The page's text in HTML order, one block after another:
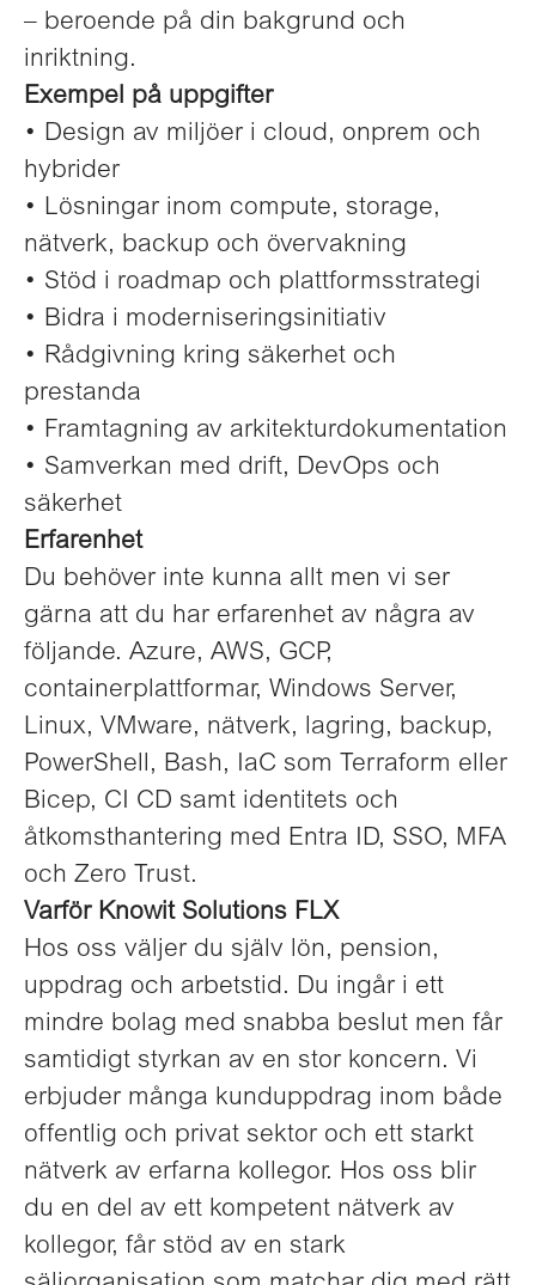
– beroende på din bakgrund och
inriktning.
Exempel på uppgifter
• Design av miljöer i cloud, onprem och
hybrider
• Lösningar inom compute, storage,
nätverk, backup och övervakning
• Stöd i roadmap och plattformsstrategi
• Bidra i moderniseringsinitiativ
• Rådgivning kring säkerhet och
prestanda
• Framtagning av arkitekturdokumentation
• Samverkan med drift, DevOps och
säkerhet
Erfarenhet
Du behöver inte kunna allt men vi ser
gärna att du har erfarenhet av några av
följande. Azure, AWS, GCP,
containerplattformar, Windows Server,
Linux, VMware, nätverk, lagring, backup,
PowerShell, Bash, IaC som Terraform eller
Bicep, CI CD samt identitets och
åtkomsthantering med Entra ID, SSO, MFA
och Zero Trust.
Varför Knowit Solutions FLX
Hos oss väljer du själv lön, pension,
uppdrag och arbetstid. Du ingår i ett
mindre bolag med snabba beslut men får
samtidigt styrkan av en stor koncern. Vi
erbjuder många kunduppdrag inom både
offentlig och privat sektor och ett starkt
nätverk av erfarna kollegor. Hos oss blir
du en del av ett kompetent nätverk av
kollegor, får stöd av en stark